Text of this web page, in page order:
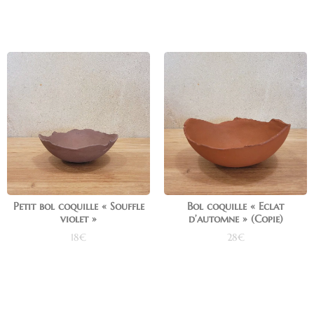
Petit bol coquille « Souffle
violet »
18€
Bol coquille « Eclat
d’automne » (Copie)
28€